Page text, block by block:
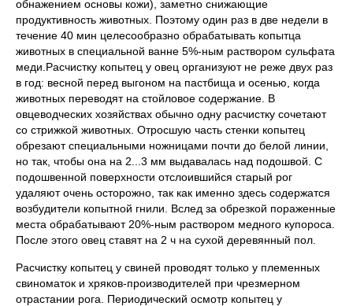
обнажением основы кожи), заметно снижающие
продуктивность животных. Поэтому один раз в две недели в
течение 40 мин целесообразно обрабатывать копытца
животных в специальной ванне 5%-ным раствором сульфата
меди.Расчистку копытец у овец организуют не реже двух раз
в год: весной перед выгоном на пастбища и осенью, когда
животных переводят на стойловое содержание. В
овцеводческих хозяйствах обычно одну расчистку сочетают
со стрижкой животных. Отросшую часть стенки копытец
обрезают специальными ножницами почти до белой линии,
но так, чтобы она на 2...3 мм выдавалась над подошвой. С
подошвенной поверхности отслоившийся старый рог
удаляют очень осторожно, так как именно здесь содержатся
возбудители копытной гнили. Вслед за обрезкой пораженные
места обрабатывают 20%-ным раствором медного купороса.
После этого овец ставят на 2 ч на сухой деревянный пол.
Расчистку копытец у свиней проводят только у племенных
свиноматок и хряков-производителей при чрезмерном
отрастании рога. Периодический осмотр копытец у